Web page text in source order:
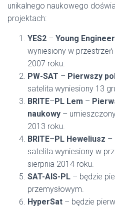
unikalnego naukowego
projektach:
YES2 – Young
wyniesiony w
2007 roku.
PW-SAT – Pierwszy
satelita wyniesiony 13
BRITE–PL Lem –
naukowy –
2013 roku.
BRITE–PL Heweliusz –
satelita wyniesiony w
sierpnia 2014 roku.
SAT-AIS-PL – będzie
przemysłowym.
HyperSat – będzie